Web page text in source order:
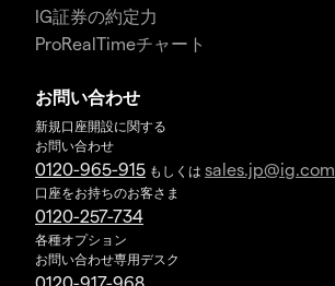
IG証券の約定力
ProRealTimeチャート
お問い合わせ
新規口座開設に関する
お問い合わせ
0120-965-915 もしくは sales.jp@ig.com
口座をお持ちのお客さま
0120-257-734
各種オプション
お問い合わせ専用デスク